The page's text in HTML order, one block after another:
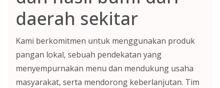
daerah sekitar
Kami berkomitmen untuk menggunakan produk
pangan lokal, sebuah pendekatan yang
menyempurnakan menu dan mendukung usaha
masyarakat, serta mendorong keberlanjutan. Tim